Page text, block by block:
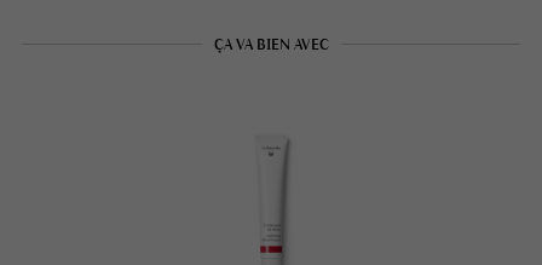
ÇA VA BIEN AVEC